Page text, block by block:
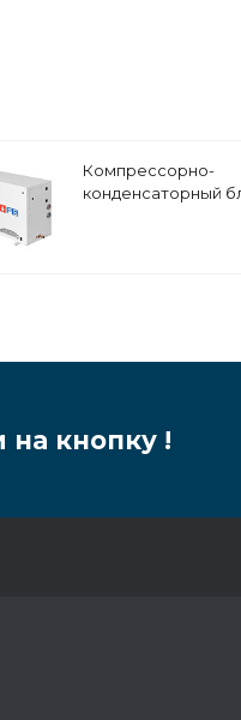
Компрессорно-
конденсаторный
кнопку !